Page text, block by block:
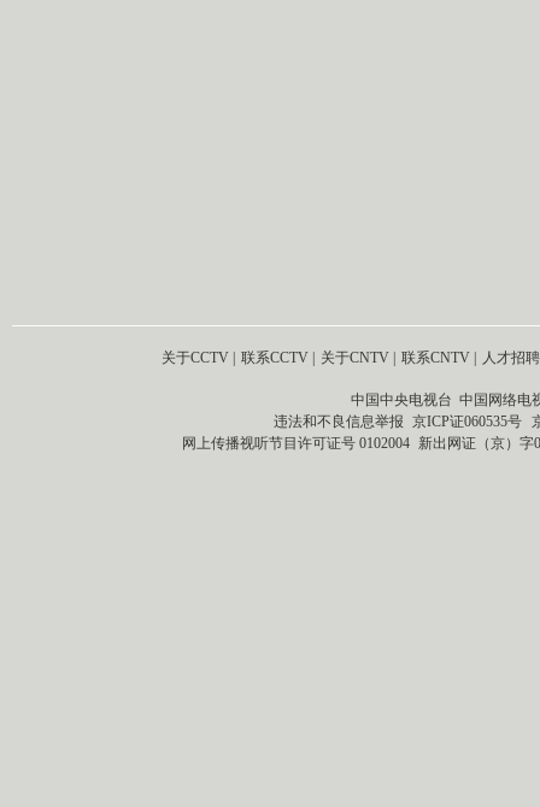
关于CCTV | 联系CCTV | 关于CNTV | 联系CNTV | 人才招聘
中国中央电视台 中国网络电
违法和不良信息举报 京ICP证060535号
网上传播视听节目许可证号 0102004 新出网证（京）